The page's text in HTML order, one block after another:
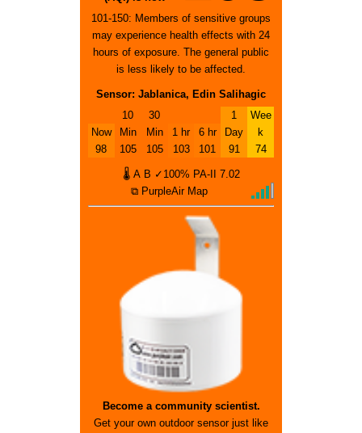
101-150: Members of sensitive groups
may experience health effects with 24
hours of exposure. The general public
is less likely to be affected.
Sensor: Jablanica, Edin Salihagic
Now
98
10
Min
105
30
Min
105
1 hr
103
6 hr
101
1
Day
91
Wee
k
74
🌡 A B ✓100% PA-II
7.02
⧉ PurpleAir Map
Become a community scientist.
Get your own outdoor sensor just like